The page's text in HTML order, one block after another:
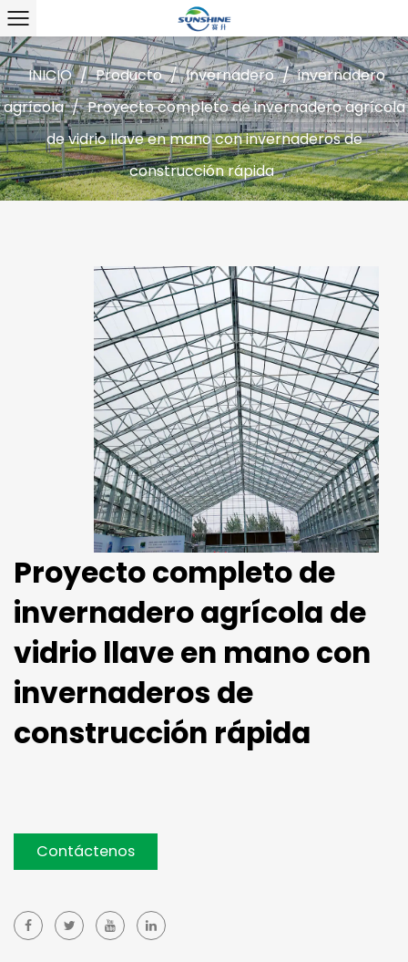
INICIO / Producto / Invernadero / invernadero
agrícola / Proyecto completo de invernadero agrícola
de vidrio llave en mano con invernaderos de
construcción rápida
Proyecto completo de
invernadero agrícola de
vidrio llave en mano con
invernaderos de
construcción rápida
Contáctenos